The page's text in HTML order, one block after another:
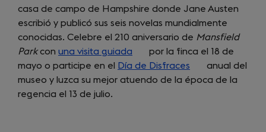
tab)
casa de campo de Hampshire donde Jane Austen
escribió y publicó sus seis novelas mundialmente
conocidas. Celebre el 210 aniversario de Mansfield
Parkcon una visita guiada (opens
in
a
por la finca el 18 de
mayo o participe en el Día de Disfraces (opens
in
anual del
museo y luzca su mejor atuendo de la época de la
regencia el 13 de julio.